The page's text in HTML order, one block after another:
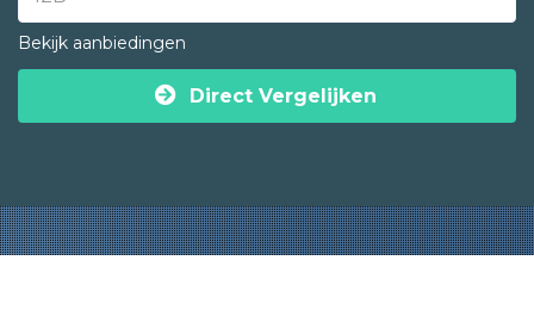
Bekijk aanbiedingen
Direct Vergelijken